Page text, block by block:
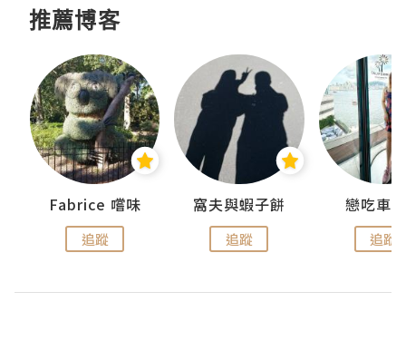
推薦博客
Fabrice 嚐味
追蹤
窩夫與蝦子餅
追蹤
戀吃車
追蹤